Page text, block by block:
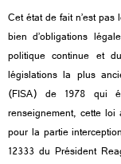
Cet état de fait n’est
bien d’obligations
politique continue et
législations la plus
(FISA) de 1978 qui
renseignement, cette
pour la partie
12333 du Président